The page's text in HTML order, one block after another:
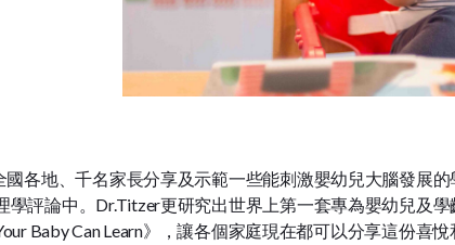
國各地、千名家長分享及示範一些能刺激嬰幼兒大腦發展
學評論中。Dr.Titzer更研究出世界上第一套專為嬰幼兒及
Baby Can Learn》，讓各個家庭現在都可以分享這份喜